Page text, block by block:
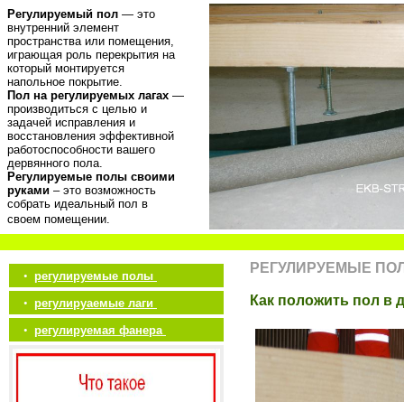
Регулируемый пол — это
внутренний элемент
пространства или помещения,
играющая роль перекрытия на
который монтируется
напольное покрытие.
Пол на регулируемых лагах —
производиться с целью и
задачей исправления и
восстановления эффективной
работоспособности вашего
дервянного пола.
Регулируемые полы своими
руками – это возможность
собрать идеальный пол в
своем помещении.
• регулируемые полы
• регулируаемые лаги
• регулируемая фанера
РЕГУЛИРУЕМЫЕ
Как положить пол в